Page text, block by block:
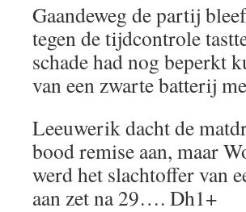
Gaandeweg de partij
tegen de tijdcontrole
schade had nog beperkt
van een zwarte batterij
Leeuwerik dacht de
bood remise aan, maar
werd het slachtoffer van
aan zet na 29…. Dh1+